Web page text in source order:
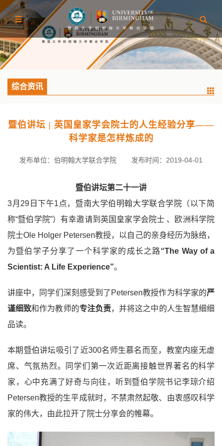
综合资讯
暨伯讲坛 | 英国皇家学会院士的人生经验分享——
科学家是怎样炼成的
发布单位：伯明翰大学联合学院 发布时间：2019-04-01
暨伯讲坛第二十一讲
3月29日下午1点，暨南大学伯明翰大学联合学院（以下简
称“暨伯学院”）有幸邀请到英国皇家学会院士 、欧洲科学院
院士Ole Holger Petersen教授，以自己的亲身经历为脉络，
为暨伯学子分享了一个科学家的成长之路“The Way of a
Scientist: A Life Experience”。
讲座中，同学们深刻感受到了Petersen教授作为科学家的严
谨细致和作为教师的专注负责，并将这之中的人生智慧细细
品读。
本期暨伯讲坛吸引了近300名师生慕名而至，教室内座无虚
席、气氛热烈。同学们第一次近距离接触世界著名的科学
家，心中充满了好奇与向往，听到暨伯学院书记李琼介绍
Petersen教授的生平成就时，不禁肃然起敬、由衷感叹科学
家的伟大，由此拉开了院士分享会的帷幕。